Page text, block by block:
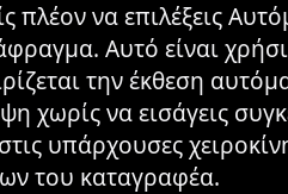
να επιλέξεις
Αυτό είναι
την έκθεση
χωρίς να εισάγεις
υπάρχουσες
του καταγραφέα.